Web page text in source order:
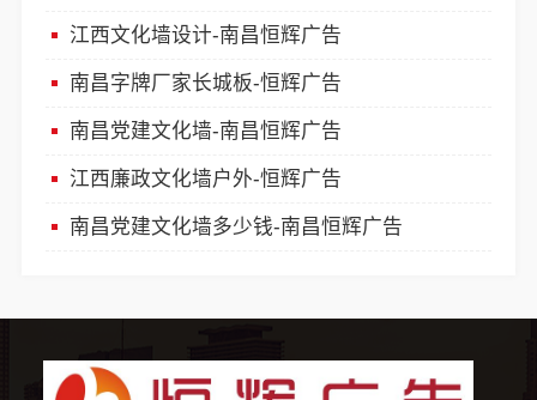
江西文化墙设计-南昌恒辉广告
南昌字牌厂家长城板-恒辉广告
南昌党建文化墙-南昌恒辉广告
江西廉政文化墙户外-恒辉广告
南昌党建文化墙多少钱-南昌恒辉广告